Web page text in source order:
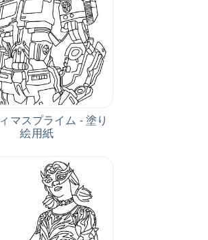
マスプライム - 塗り
絵用紙